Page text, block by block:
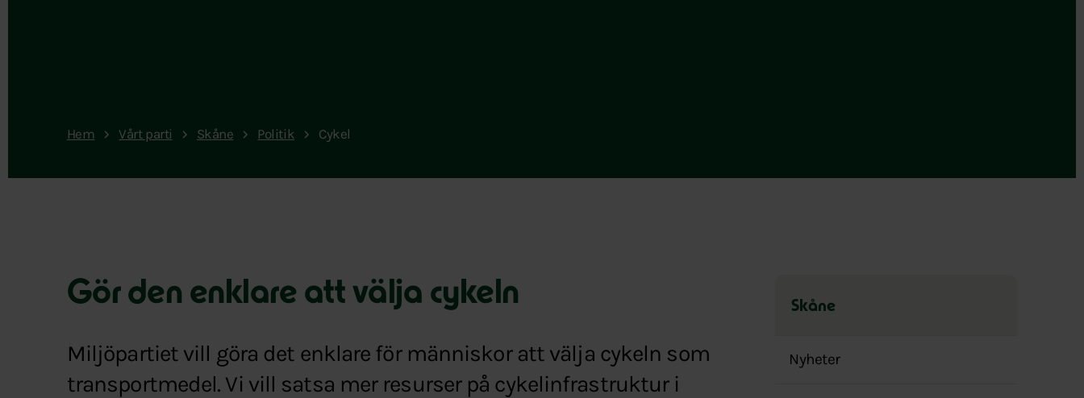
Hem Vårt parti Skåne Politik Cykel
Gör den enklare att välja cykeln
Miljöpartiet vill göra det enklare för människor att välja cykeln som
transportmedel. Vi vill satsa mer resurser på cykelinfrastruktur i
Skåne
över
menyn
Nyheter